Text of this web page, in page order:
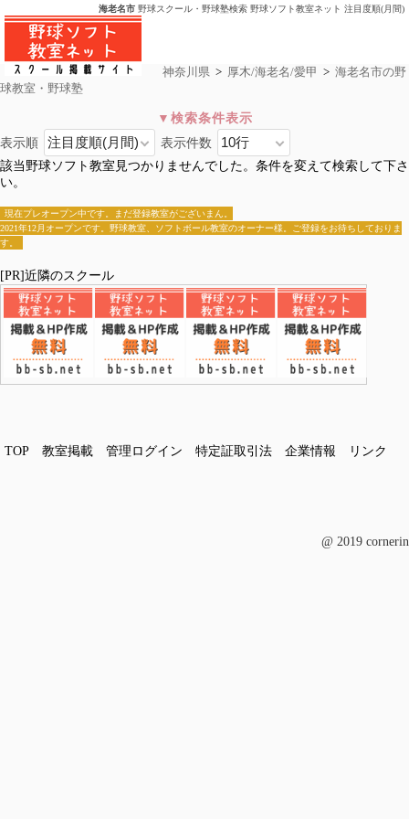
海老名市 野球スクール・野球塾検索 野球ソフト教室ネット 注目度順(月間)
神奈川県 > 厚木/海老名/愛甲 > 海老名市の野
球教室・野球塾
海老名市
>海老名市
表示順
表示件数
該当野球ソフト教室見つかりませんでした。条件を変えて検索して下さ
い。
現在プレオープン中です。まだ登録教室がございまん。
2021年12月オープンです。野球教室、ソフトボール教室のオーナー様。ご登録をお待ちしておりま
す。
[PR]近隣のスクール
TOP 教室掲載 管理ログイン 特定証取引法 企業情報 リンク
@ 2019 cornerin